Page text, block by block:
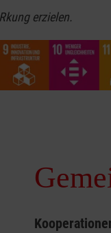
erzielen.